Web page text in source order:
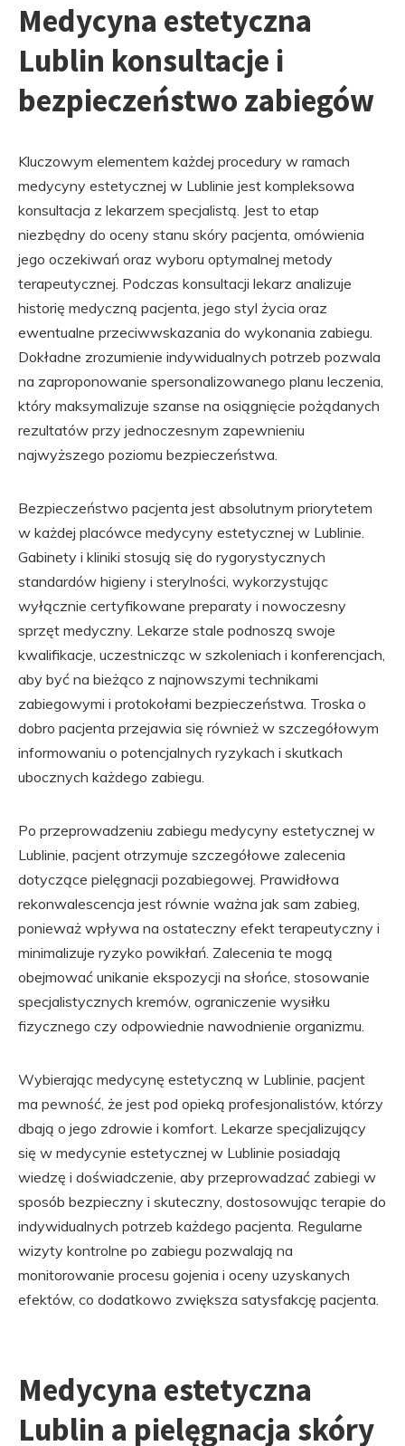
Medycyna estetyczna
Lublin konsultacje i
bezpieczeństwo zabiegów
Kluczowym elementem każdej procedury w ramach
medycyny estetycznej w Lublinie jest kompleksowa
konsultacja z lekarzem specjalistą. Jest to etap
niezbędny do oceny stanu skóry pacjenta, omówienia
jego oczekiwań oraz wyboru optymalnej metody
terapeutycznej. Podczas konsultacji lekarz analizuje
historię medyczną pacjenta, jego styl życia oraz
ewentualne przeciwwskazania do wykonania zabiegu.
Dokładne zrozumienie indywidualnych potrzeb pozwala
na zaproponowanie spersonalizowanego planu leczenia,
który maksymalizuje szanse na osiągnięcie pożądanych
rezultatów przy jednoczesnym zapewnieniu
najwyższego poziomu bezpieczeństwa.
Bezpieczeństwo pacjenta jest absolutnym priorytetem
w każdej placówce medycyny estetycznej w Lublinie.
Gabinety i kliniki stosują się do rygorystycznych
standardów higieny i sterylności, wykorzystując
wyłącznie certyfikowane preparaty i nowoczesny
sprzęt medyczny. Lekarze stale podnoszą swoje
kwalifikacje, uczestnicząc w szkoleniach i konferencjach,
aby być na bieżąco z najnowszymi technikami
zabiegowymi i protokołami bezpieczeństwa. Troska o
dobro pacjenta przejawia się również w szczegółowym
informowaniu o potencjalnych ryzykach i skutkach
ubocznych każdego zabiegu.
Po przeprowadzeniu zabiegu medycyny estetycznej w
Lublinie, pacjent otrzymuje szczegółowe zalecenia
dotyczące pielęgnacji pozabiegowej. Prawidłowa
rekonwalescencja jest równie ważna jak sam zabieg,
ponieważ wpływa na ostateczny efekt terapeutyczny i
minimalizuje ryzyko powikłań. Zalecenia te mogą
obejmować unikanie ekspozycji na słońce, stosowanie
specjalistycznych kremów, ograniczenie wysiłku
fizycznego czy odpowiednie nawodnienie organizmu.
Wybierając medycynę estetyczną w Lublinie, pacjent
ma pewność, że jest pod opieką profesjonalistów, którzy
dbają o jego zdrowie i komfort. Lekarze specjalizujący
się w medycynie estetycznej w Lublinie posiadają
wiedzę i doświadczenie, aby przeprowadzać zabiegi w
sposób bezpieczny i skuteczny, dostosowując terapie do
indywidualnych potrzeb każdego pacjenta. Regularne
wizyty kontrolne po zabiegu pozwalają na
monitorowanie procesu gojenia i oceny uzyskanych
efektów, co dodatkowo zwiększa satysfakcję pacjenta.
Medycyna estetyczna
Lublin a pielęgnacja skóry